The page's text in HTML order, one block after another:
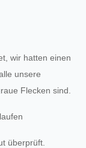
wir hatten einen
unsere
Flecken sind.
überprüft.